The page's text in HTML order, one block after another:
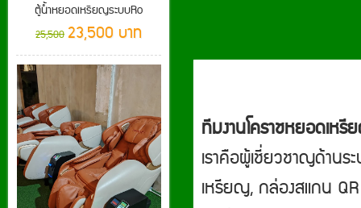
ตู้น้ำหยอดเหรียญระบบRo
25,500 23,500 บาท
ทีมงานโคราชหยอดเห
เราคือผู้เชี่ยวชาญด้าน
เหรียญ, กล่องสแกน